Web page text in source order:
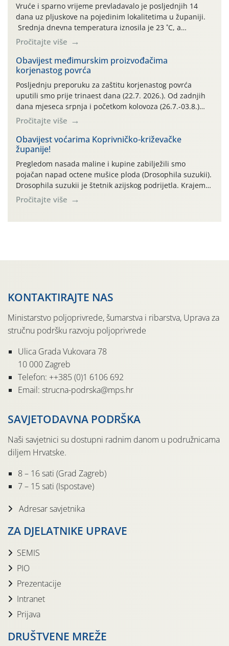
Vruće i sparno vrijeme prevladavalo je posljednjih 14
dana uz pljuskove na pojedinim lokalitetima u županiji.
Srednja dnevna temperatura iznosila je 23 ˚C, a
maksimalne su posljednjih dana dosezale do 35 ˚C.
Simptome plamenjače vinove loze (Plasmoparas
viticola) vidljivi su na zapercima i vršnom mladom lišću.
Kako bi i dalje održali zdravu lisnu masu u zaštiti je
moguće […]
Pročitajte više
Obavijest međimurskim proizvođačima
korjenastog povrća
Posljednju preporuku za zaštitu korjenastog povrća
uputili smo prije trinaest dana (22.7. 2026.). Od zadnjih
dana mjeseca srpnja i početkom kolovoza (26.7.-03.8.)
traje izuzetno nepovoljno meteorološko razdoblje za rast
i razvoj korjenastog povrća: najviše dnevne temperature
zraka zadnjih su devet dana u rasponu 30,7°-38,0°C!
Drugi ovogodišnji “toplinski udar” naročito je izražen
zadnja četiri dana (31.7.-03.8.), […]
Pročitajte više
Obavijest voćarima Koprivničko-križevačke
županije!
Pregledom nasada maline i kupine zabilježili smo
pojačan napad octene mušice ploda (Drosophila suzukii).
Drosophila suzukii je štetnik azijskog podrijetla. Krajem
2010. godine prvi puta je registriran u Hrvatskoj, a u
rujnu 2016. godine na našem su području zabilježene
Pročitajte više
KONTAKTIRAJTE NAS
Ministarstvo poljoprivrede, šumarstva i ribarstva, Uprava za
stručnu podršku razvoju poljoprivrede
Ulica Grada Vukovara 78
10 000 Zagreb
Telefon: ++385 (0)1 6106 692
Email: strucna-podrska@mps.hr
SAVJETODAVNA PODRŠKA
Naši savjetnici su dostupni radnim danom u podružnicama
diljem Hrvatske.
8 – 16 sati (Grad Zagreb)
7 – 15 sati (Ispostave)
Adresar savjetnika
ZA DJELATNIKE UPRAVE
SEMIS
PIO
Prezentacije
Intranet
Prijava
DRUŠTVENE MREŽE